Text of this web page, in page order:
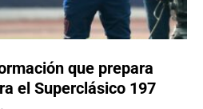
que prepara
el Superclásico 197